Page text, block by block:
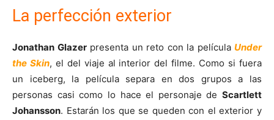
La perfección exterior
Jonathan Glazerpresenta un reto con la película Under
the Skin, el del viaje al interior del filme. Como si fuera
un iceberg, la película separa en dos grupos a las
personas casi como lo hace el personaje de Scartlett
Johansson. Estarán los que se queden con el exterior y